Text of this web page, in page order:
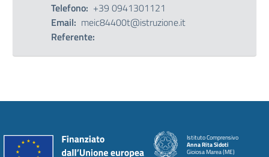
Telefono: +39 0941301121
Email: meic84400t@istruzione.it
Referente:
Istituto Comprensivo
Anna Rita Sidoti
Gioiosa Marea (ME)